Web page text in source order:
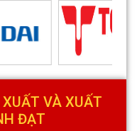
VÀ XUẤT
ĐẠT